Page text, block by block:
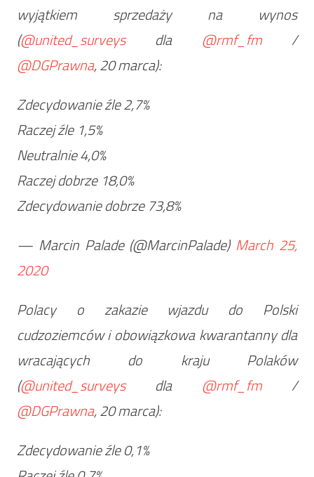
wyjątkiem sprzedaży na wynos
(@united_surveysdla @rmf_fm/
@DGPrawna, 20 marca):
Zdecydowanie źle 2,7%
Raczej źle 1,5%
Neutralnie 4,0%
Raczej dobrze 18,0%
Zdecydowanie dobrze 73,8%
— Marcin Palade (@MarcinPalade) March 25,
2020
Polacy o zakazie wjazdu do Polski
cudzoziemców i obowiązkowa kwarantanny dla
wracających do kraju Polaków
(@united_surveysdla @rmf_fm/
@DGPrawna, 20 marca):
Zdecydowanie źle 0,1%